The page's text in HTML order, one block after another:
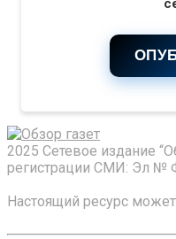
2025 Сетевое издание
регистрации СМИ: Эл №
Настоящий ресурс